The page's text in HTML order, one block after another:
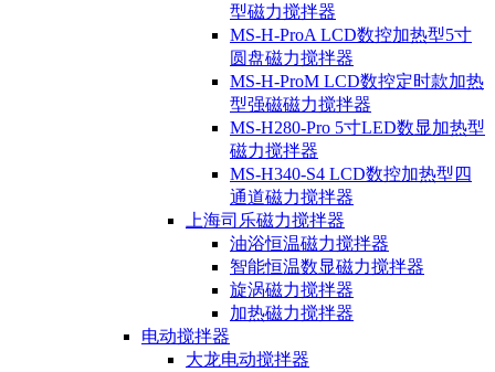
型磁力搅拌器
MS-H-ProA LCD数控加热型5寸
圆盘磁力搅拌器
MS-H-ProM LCD数控定时款加热
型强磁磁力搅拌器
MS-H280-Pro 5寸LED数显加热型
磁力搅拌器
MS-H340-S4 LCD数控加热型四
通道磁力搅拌器
上海司乐磁力搅拌器
油浴恒温磁力搅拌器
智能恒温数显磁力搅拌器
旋涡磁力搅拌器
加热磁力搅拌器
电动搅拌器
大龙电动搅拌器